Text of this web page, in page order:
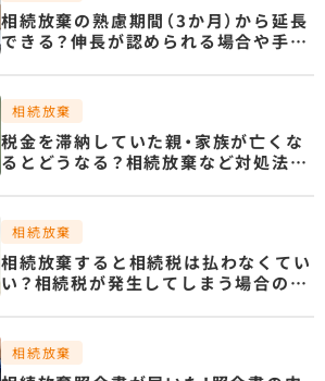
相続放棄の熟慮期間（3か月）から延長
できる？伸長が認められる場合や手続
相続放棄
税金を滞納していた親・家族が亡くな
るとどうなる？相続放棄など対処法と
相続放棄
相続放棄すると相続税は払わなくてい
い？相続税が発生してしまう場合の計
相続放棄